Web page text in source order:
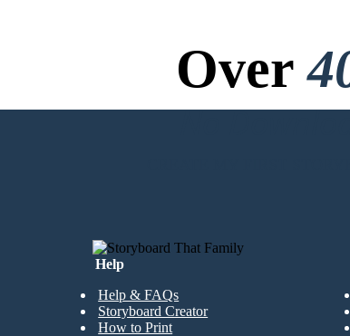
Over
No
Help
Help & FAQs
Storyboard Creator
How to Print